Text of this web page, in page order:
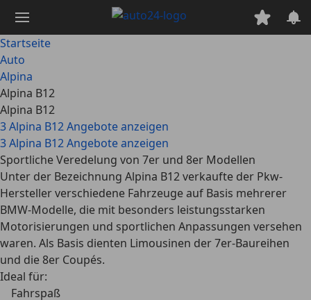
Hauptinhalt
springen
Startseite
Auto
Alpina
Alpina B12
Alpina B12
3 Alpina B12 Angebote anzeigen
3 Alpina B12 Angebote anzeigen
Sportliche Veredelung von 7er und 8er Modellen
Unter der Bezeichnung Alpina B12 verkaufte der Pkw-
Hersteller verschiedene Fahrzeuge auf Basis mehrerer
BMW-Modelle, die mit besonders leistungsstarken
Motorisierungen und sportlichen Anpassungen versehen
waren. Als Basis dienten Limousinen der 7er-Baureihen
und die 8er Coupés.
Ideal für:
Fahrspaß